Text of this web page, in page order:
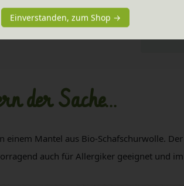
Gleichgewicht stärken.
und
der Sache...
Mantel aus Bio-Schafschurwolle.
auch für Allergiker geeignet und
Einverstanden, zum Shop →